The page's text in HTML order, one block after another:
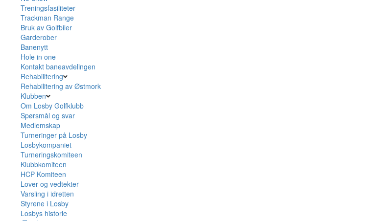
Treningsfasiliteter
Trackman Range
Bruk av Golfbiler
Garderober
Banenytt
Hole in one
Kontakt baneavdelingen
Rehabilitering
Rehabilitering av Østmork
Klubben
Om Losby Golfklubb
Spørsmål og svar
Medlemskap
Turneringer på Losby
Losbykompaniet
Turneringskomiteen
Klubbkomiteen
HCP Komiteen
Lover og vedtekter
Varsling i idretten
Styrene i Losby
Losbys historie